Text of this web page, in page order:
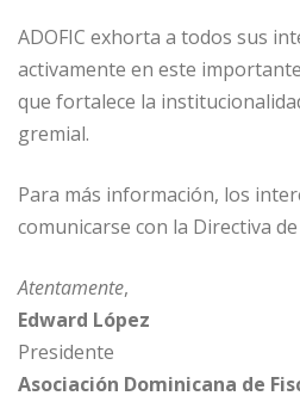
ADOFIC exhorta a todos sus
activamente en este
que fortalece la
gremial.
Para más información, los
comunicarse con la Directiva de
Atentamente,
Edward López
Presidente
Asociación Dominicana de